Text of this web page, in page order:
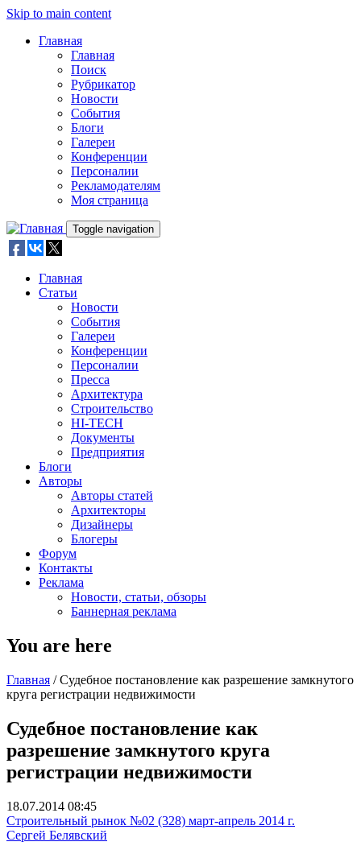
Skip to main content
Главная
Главная
Поиск
Рубрикатор
Новости
События
Блоги
Галереи
Конференции
Персоналии
Рекламодателям
Моя страница
Toggle navigation
Главная
Статьи
Новости
События
Галереи
Конференции
Персоналии
Пресса
Архитектура
Строительство
HI-TECH
Документы
Предприятия
Блоги
Авторы
Авторы статей
Архитекторы
Дизайнеры
Блогеры
Форум
Контакты
Реклама
Новости, статьи, обзоры
Баннерная реклама
You are here
Главная / Судебное постановление как разрешение замкнутого
круга регистрации недвижимости
Судебное постановление как
разрешение замкнутого круга
регистрации недвижимости
18.07.2014 08:45
Строительный рынок №02 (328) март-апрель 2014 г.
Сергей Белявский